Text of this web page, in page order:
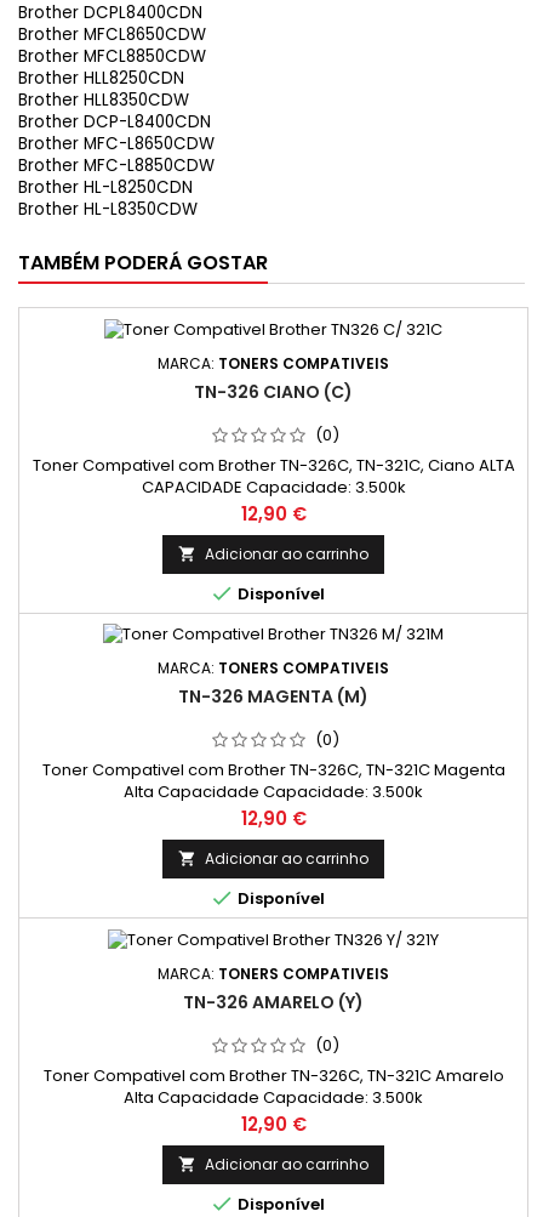
Brother DCPL8400CDN
Brother MFCL8650CDW
Brother MFCL8850CDW
Brother HLL8250CDN
Brother HLL8350CDW
Brother DCP-L8400CDN
Brother MFC-L8650CDW
Brother MFC-L8850CDW
Brother HL-L8250CDN
Brother HL-L8350CDW
TAMBÉM PODERÁ GOSTAR
MARCA: TONERS COMPATIVEIS
TN-326 CIANO (C)
(0)
Toner Compativel com Brother TN-326C, TN-321C, Ciano ALTA
CAPACIDADE Capacidade: 3.500k
Preço
12,90 €
 Adicionar ao carrinho
 Disponível
MARCA: TONERS COMPATIVEIS
TN-326 MAGENTA (M)
(0)
Toner Compativel com Brother TN-326C, TN-321C Magenta
Alta Capacidade Capacidade: 3.500k
Preço
12,90 €
 Adicionar ao carrinho
 Disponível
MARCA: TONERS COMPATIVEIS
TN-326 AMARELO (Y)
(0)
Toner Compativel com Brother TN-326C, TN-321C Amarelo
Alta Capacidade Capacidade: 3.500k
Preço
12,90 €
 Adicionar ao carrinho
 Disponível